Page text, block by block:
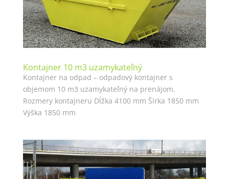
Kontajner 10 m3 uzamykateľný
Kontajner na odpad – odpadový kontajner s
objemom 10 m3 uzamykateľný na prenájom.
Rozmery kontajneru Dĺžka 4100 mm Šírka 1850 mm
Výška 1850 mm